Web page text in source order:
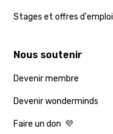
Stages et offres d'emploi
Nous soutenir
Devenir membre
Devenir wonderminds
Faire un don 💜